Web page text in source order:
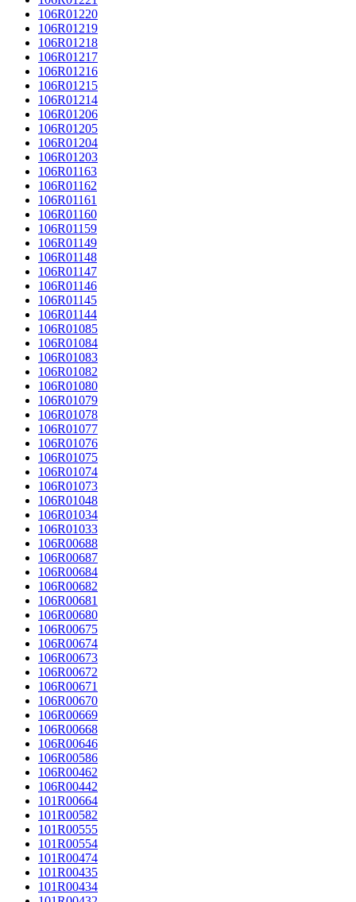
106R01220
106R01219
106R01218
106R01217
106R01216
106R01215
106R01214
106R01206
106R01205
106R01204
106R01203
106R01163
106R01162
106R01161
106R01160
106R01159
106R01149
106R01148
106R01147
106R01146
106R01145
106R01144
106R01085
106R01084
106R01083
106R01082
106R01080
106R01079
106R01078
106R01077
106R01076
106R01075
106R01074
106R01073
106R01048
106R01034
106R01033
106R00688
106R00687
106R00684
106R00682
106R00681
106R00680
106R00675
106R00674
106R00673
106R00672
106R00671
106R00670
106R00669
106R00668
106R00646
106R00586
106R00462
106R00442
101R00664
101R00582
101R00555
101R00554
101R00474
101R00435
101R00434